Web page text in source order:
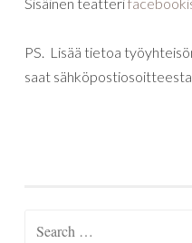
PS. Lisää tietoa
saat